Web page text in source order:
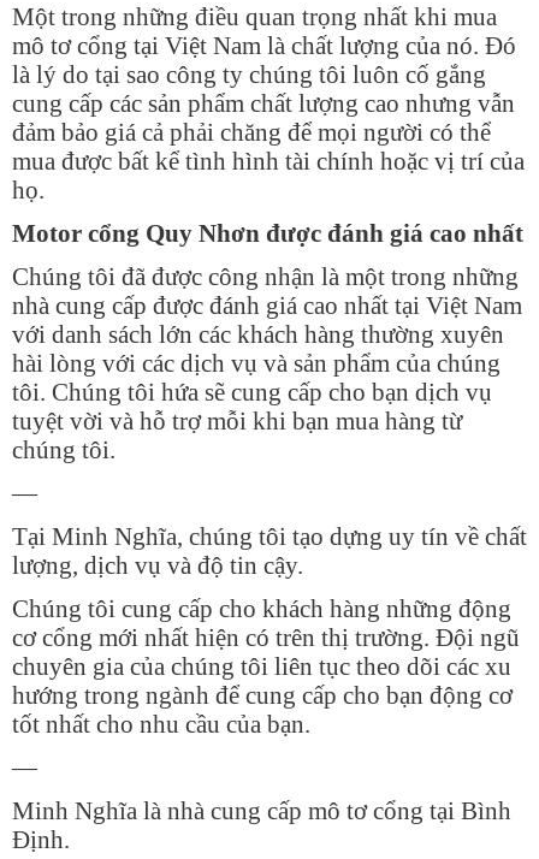
Một trong những điều quan trọng nhất khi mua
mô tơ cổng tại Việt Nam là chất lượng của nó. Đó
là lý do tại sao công ty chúng tôi luôn cố gắng
cung cấp các sản phẩm chất lượng cao nhưng vẫn
đảm bảo giá cả phải chăng để mọi người có thể
mua được bất kể tình hình tài chính hoặc vị trí của
họ.
Motor cổng Quy Nhơn được đánh giá cao nhất
Chúng tôi đã được công nhận là một trong những
nhà cung cấp được đánh giá cao nhất tại Việt Nam
với danh sách lớn các khách hàng thường xuyên
hài lòng với các dịch vụ và sản phẩm của chúng
tôi. Chúng tôi hứa sẽ cung cấp cho bạn dịch vụ
tuyệt vời và hỗ trợ mỗi khi bạn mua hàng từ
chúng tôi.
—
Tại Minh Nghĩa, chúng tôi tạo dựng uy tín về chất
lượng, dịch vụ và độ tin cậy.
Chúng tôi cung cấp cho khách hàng những động
cơ cổng mới nhất hiện có trên thị trường. Đội ngũ
chuyên gia của chúng tôi liên tục theo dõi các xu
hướng trong ngành để cung cấp cho bạn động cơ
tốt nhất cho nhu cầu của bạn.
—
Minh Nghĩa là nhà cung cấp mô tơ cổng tại Bình
Định.